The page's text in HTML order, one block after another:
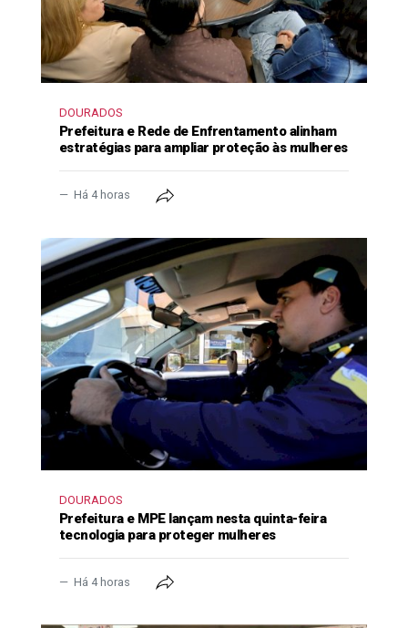
DOURADOS
Prefeitura e Rede de Enfrentamento alinham
estratégias para ampliar proteção às mulheres
Há 4 horas
DOURADOS
Prefeitura e MPE lançam nesta quinta-feira
tecnologia para proteger mulheres
Há 4 horas